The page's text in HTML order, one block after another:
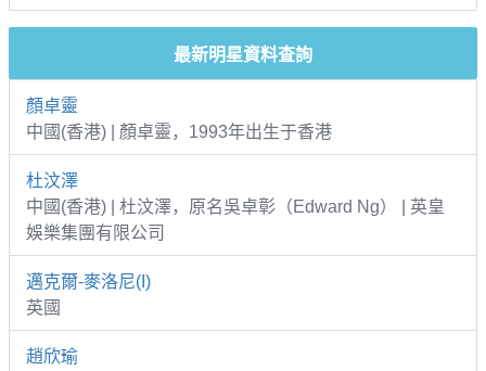
最新明星資料查詢
顏卓靈
中國(香港) | 顏卓靈，1993年出生于香港
杜汶澤
中國(香港) | 杜汶澤，原名吳卓彰（Edward Ng） | 英皇
娛樂集團有限公司
邁克爾-麥洛尼(I)
英國
趙欣瑜